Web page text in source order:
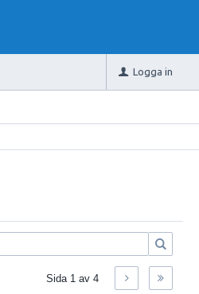
Logga in
Sida 1 av 4